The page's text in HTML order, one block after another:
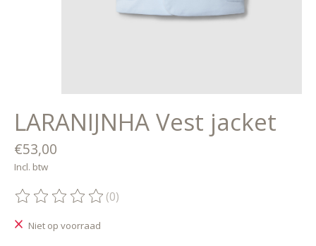
LARANIJNHA Vest jacket
€53,00
Incl. btw
De beoordeling van dit product is
(0)
Niet op voorraad